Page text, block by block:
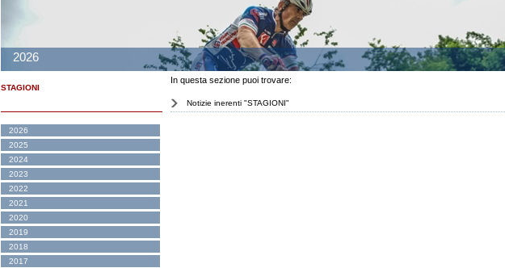
2026
STAGIONI
2026
2025
2024
2023
2022
2021
2020
2019
2018
2017
In questa sezione puoi trovare:
Notizie inerenti "STAGIONI"